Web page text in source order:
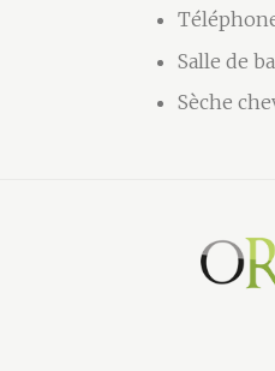
Salle de
Sèche